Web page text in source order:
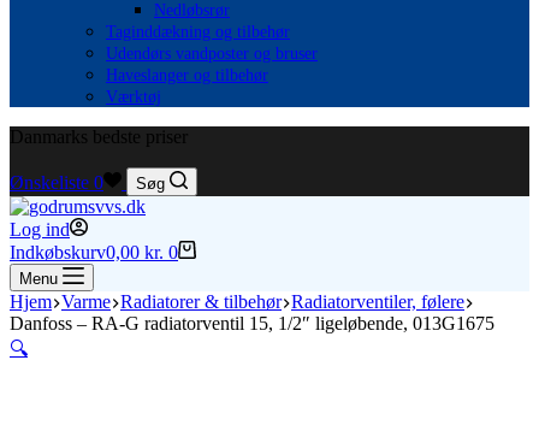
Nedløbsrør
Taginddækning og tilbehør
Udendørs vandposter og bruser
Haveslanger og tilbehør
Værktøj
Danmarks bedste priser
Ønskeliste 0 Søg
Log ind
Indkøbskurv0,00 kr. 0
Menu
Hjem Varme Radiatorer & tilbehør Radiatorventiler, følere
Danfoss – RA-G radiatorventil 15, 1/2″ ligeløbende, 013G1675
🔍